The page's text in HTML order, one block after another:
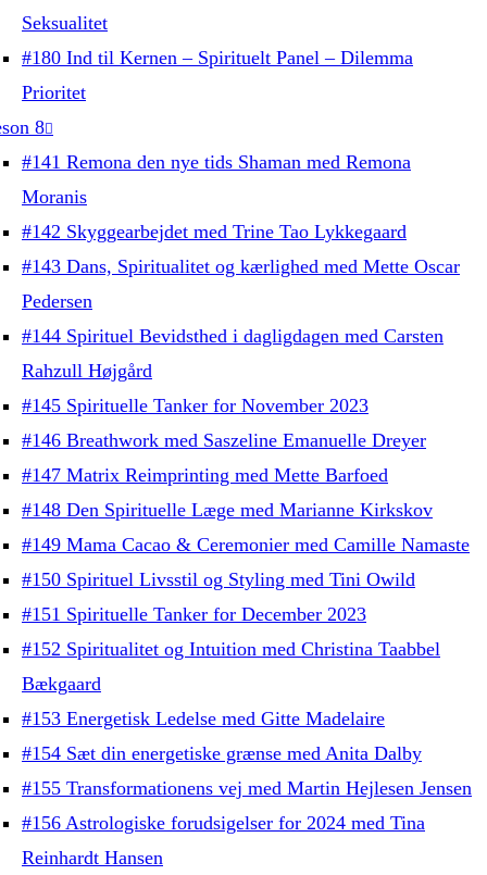
Seksualitet
#180 Ind til Kernen – Spirituelt Panel – Dilemma
Prioritet
8
#141 Remona den nye tids Shaman med Remona
Moranis
#142 Skyggearbejdet med Trine Tao Lykkegaard
#143 Dans, Spiritualitet og kærlighed med Mette Oscar
Pedersen
#144 Spirituel Bevidsthed i dagligdagen med Carsten
Rahzull Højgård
#145 Spirituelle Tanker for November 2023
#146 Breathwork med Saszeline Emanuelle Dreyer
#147 Matrix Reimprinting med Mette Barfoed
#148 Den Spirituelle Læge med Marianne Kirkskov
#149 Mama Cacao & Ceremonier med Camille Namaste
#150 Spirituel Livsstil og Styling med Tini Owild
#151 Spirituelle Tanker for December 2023
#152 Spiritualitet og Intuition med Christina Taabbel
Bækgaard
#153 Energetisk Ledelse med Gitte Madelaire
#154 Sæt din energetiske grænse med Anita Dalby
#155 Transformationens vej med Martin Hejlesen Jensen
#156 Astrologiske forudsigelser for 2024 med Tina
Reinhardt Hansen